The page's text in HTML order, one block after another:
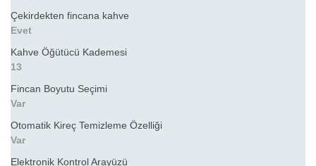
Çekirdekten fincana kahve
Evet
Kahve Öğütücü Kademesi
13
Fincan Boyutu Seçimi
Var
Otomatik Kireç Temizleme Özelliği
Var
Elektronik Kontrol Arayüzü